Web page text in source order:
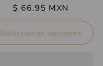
Precio
habitual
$ 66.95 MXN
Seleccionar opciones